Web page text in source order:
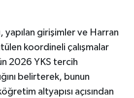
yapılan girişimler ve Harran
koordineli çalışmalar
2026 YKS tercih
belirterek, bunun
altyapısı açısından